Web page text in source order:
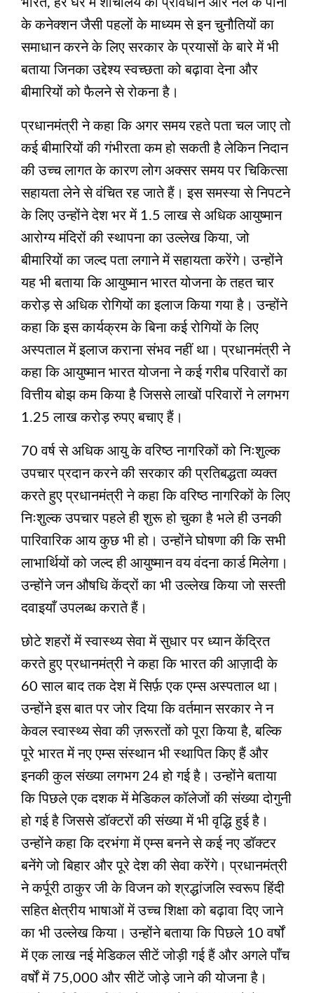
भारत, हर घर में शौचालय का प्रावधान और नल के पानी
के कनेक्शन जैसी पहलों के माध्यम से इन चुनौतियों का
समाधान करने के लिए सरकार के प्रयासों के बारे में भी
बताया जिनका उद्देश्य स्वच्छता को बढ़ावा देना और
बीमारियों को फैलने से रोकना है।
प्रधानमंत्री ने कहा कि अगर समय रहते पता चल जाए तो
कई बीमारियों की गंभीरता कम हो सकती है लेकिन निदान
की उच्च लागत के कारण लोग अक्सर समय पर चिकित्सा
सहायता लेने से वंचित रह जाते हैं। इस समस्या से निपटने
के लिए उन्होंने देश भर में 1.5 लाख से अधिक आयुष्मान
आरोग्य मंदिरों की स्थापना का उल्लेख किया, जो
बीमारियों का जल्द पता लगाने में सहायता करेंगे। उन्होंने
यह भी बताया कि आयुष्मान भारत योजना के तहत चार
करोड़ से अधिक रोगियों का इलाज किया गया है। उन्होंने
कहा कि इस कार्यक्रम के बिना कई रोगियों के लिए
अस्पताल में इलाज कराना संभव नहीं था। प्रधानमंत्री ने
कहा कि आयुष्मान भारत योजना ने कई गरीब परिवारों का
वित्तीय बोझ कम किया है जिससे लाखों परिवारों ने लगभग
1.25 लाख करोड़ रुपए बचाए हैं।
70 वर्ष से अधिक आयु के वरिष्ठ नागरिकों को निःशुल्क
उपचार प्रदान करने की सरकार की प्रतिबद्धता व्यक्त
करते हुए प्रधानमंत्री ने कहा कि वरिष्ठ नागरिकों के लिए
निःशुल्क उपचार पहले ही शुरू हो चुका है भले ही उनकी
पारिवारिक आय कुछ भी हो। उन्होंने घोषणा की कि सभी
लाभार्थियों को जल्द ही आयुष्मान वय वंदना कार्ड मिलेगा।
उन्होंने जन औषधि केंद्रों का भी उल्लेख किया जो सस्ती
दवाइयाँ उपलब्ध कराते हैं।
छोटे शहरों में स्वास्थ्य सेवा में सुधार पर ध्यान केंद्रित
करते हुए प्रधानमंत्री ने कहा कि भारत की आज़ादी के
60 साल बाद तक देश में सिर्फ़ एक एम्स अस्पताल था।
उन्होंने इस बात पर जोर दिया कि वर्तमान सरकार ने न
केवल स्वास्थ्य सेवा की ज़रूरतों को पूरा किया है, बल्कि
पूरे भारत में नए एम्स संस्थान भी स्थापित किए हैं और
इनकी कुल संख्या लगभग 24 हो गई है। उन्होंने बताया
कि पिछले एक दशक में मेडिकल कॉलेजों की संख्या दोगुनी
हो गई है जिससे डॉक्टरों की संख्या में भी वृद्धि हुई है।
उन्होंने कहा कि दरभंगा में एम्स बनने से कई नए डॉक्टर
बनेंगे जो बिहार और पूरे देश की सेवा करेंगे। प्रधानमंत्री
ने कर्पूरी ठाकुर जी के विजन को श्रद्धांजलि स्वरूप हिंदी
सहित क्षेत्रीय भाषाओं में उच्च शिक्षा को बढ़ावा दिए जाने
का भी उल्लेख किया। उन्होंने बताया कि पिछले 10 वर्षों
में एक लाख नई मेडिकल सीटें जोड़ी गई हैं और अगले पाँच
वर्षों में 75,000 और सीटें जोड़े जाने की योजना है।